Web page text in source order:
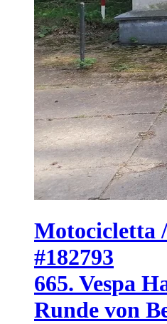
Motocicletta
#182793
665. Vespa
Runde von